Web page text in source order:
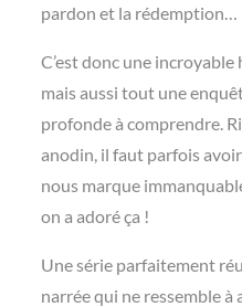
pardon et la rédemption…
C’est donc une
mais aussi tout une
profonde à comprendre.
anodin, il faut parfois
nous marque
on a adoré ça !
Une série parfaitement
narrée qui ne ressemble à